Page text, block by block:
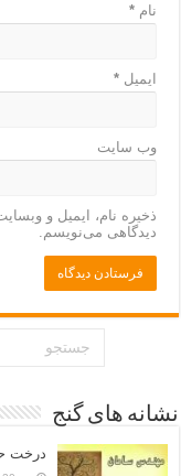
نام*
ایمیل*
وب‌ سایت
ذخیره نام، ایمیل و
دیدگاهی می‌نویسم.
نشانه های گنج
درخت